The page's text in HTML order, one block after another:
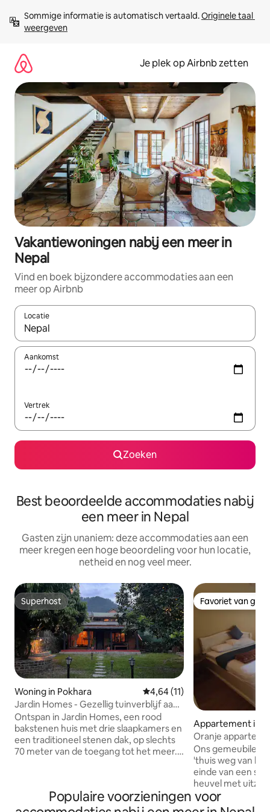
direct
naar
Sommige informatie is automatisch vertaald. Originele taal
weergeven
Je plek op Airbnb zetten
Vakantiewoningen nabij een meer in
Nepal
Vind en boek bijzondere accommodaties aan een
meer op Airbnb
Locatie
Wanneer er resultaten beschikbaar zijn, maak je een keuze
Aankomst
Vertrek
Zoeken
Best beoordeelde accommodaties nabij
een meer in Nepal
Gasten zijn unaniem: deze accommodaties aan een
meer kregen een hoge beoordeling voor hun locatie,
netheid en nog veel meer.
Superhost
Superhost
Woning in Pokhara Gemiddelde beoordeling van
4,64 (11)
Jardin Homes - Gezellig tuinverblijf aan
het meer
Ontspan in Jardin Homes, een rood
bakstenen huis met drie slaapkamers en
een traditioneel stenen dak, op slechts
70 meter van de toegang tot het meer.
en de heuvels. Geniet van een tuin met
een chautari, een studio op de eerste
Favoriet van
Favoriet van
Appartement in
Oranje
Ons
'thuis weg van
einde van een
heuvel met
Fewa Lake. Het
handig, op
Populaire voorzieningen voor